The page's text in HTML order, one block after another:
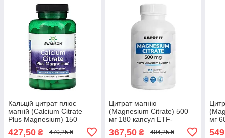
Кальцій цитрат плюс
магній (Calcium Citrate
Plus Magnesium) 150
427,50 ₴ 470,25 ₴
Цитрат магнію
(Magnesium Citrate) 500
мг 180 капсул ETF-
367,50₴ 404,25 ₴
мг